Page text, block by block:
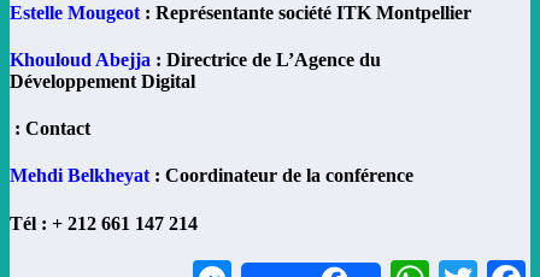
Estelle Mougeot : Représentante société ITK Montpellier
Khouloud Abejja : Directrice de L’Agence du
Développement Digital
Mehdi Belkheyat : Coordinateur de la conférence
4